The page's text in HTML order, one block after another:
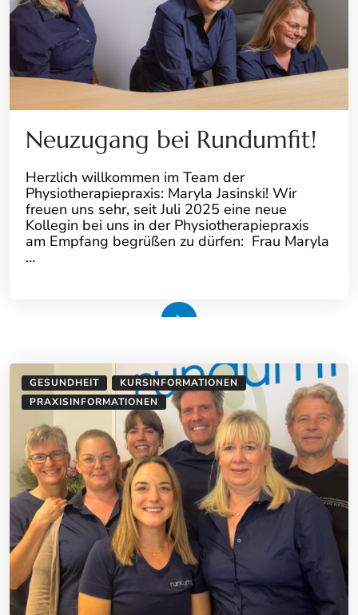
Neuzugang bei Rundumfit!
Herzlich willkommen im Team der
Physiotherapiepraxis: Maryla Jasinski! Wir
freuen uns sehr, seit Juli 2025 eine neue
Kollegin bei uns in der Physiotherapiepraxis
am Empfang begrüßen zu dürfen: Frau Maryla
…
GESUNDHEIT
KURSINFORMATIONEN
PRAXISINFORMATIONEN